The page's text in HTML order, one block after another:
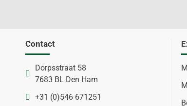
Contact
Dorpsstraat 58
7683 BL Den Ham
+31 (0)546 671251